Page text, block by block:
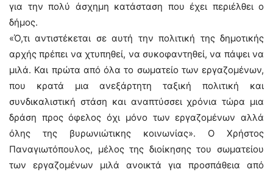
για την πολύ άσχημη κατάσταση που έχει περιέλθει ο
δήμος.
«Ό,τι αντιστέκεται σε αυτή την πολιτική της δημοτικής
αρχής πρέπει να χτυπηθεί, να συκοφαντηθεί, να πάψει να
μιλά. Και πρώτα από όλα το σωματείο των εργαζομένων,
που κρατά μια ανεξάρτητη ταξική πολιτική και
συνδικαλιστική στάση και αναπτύσσει χρόνια τώρα μια
δράση προς όφελος όχι μόνο των εργαζομένων αλλά
όλης της βυρωνιώτικης κοινωνίας». Ο Χρήστος
Παναγιωτόπουλος, μέλος της διοίκησης του σωματείου
των εργαζομένων μιλά ανοικτά για προσπάθεια από